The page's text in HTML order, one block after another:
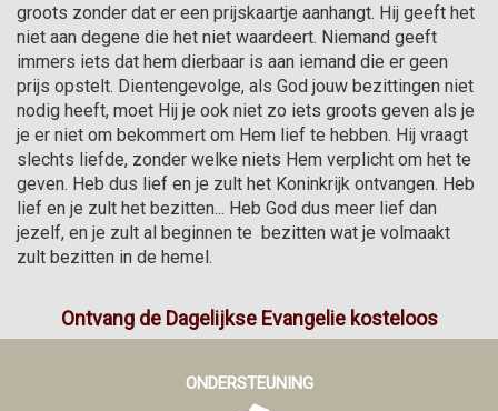
groots zonder dat er een prijskaartje aanhangt. Hij geeft het
niet aan degene die het niet waardeert. Niemand geeft
immers iets dat hem dierbaar is aan iemand die er geen
prijs opstelt. Dientengevolge, als God jouw bezittingen niet
nodig heeft, moet Hij je ook niet zo iets groots geven als je
je er niet om bekommert om Hem lief te hebben. Hij vraagt
slechts liefde, zonder welke niets Hem verplicht om het te
geven. Heb dus lief en je zult het Koninkrijk ontvangen. Heb
lief en je zult het bezitten... Heb God dus meer lief dan
jezelf, en je zult al beginnen te  bezitten wat je volmaakt
zult bezitten in de hemel.
Ontvang de Dagelijkse Evangelie kosteloos
ONDERSTEUNING